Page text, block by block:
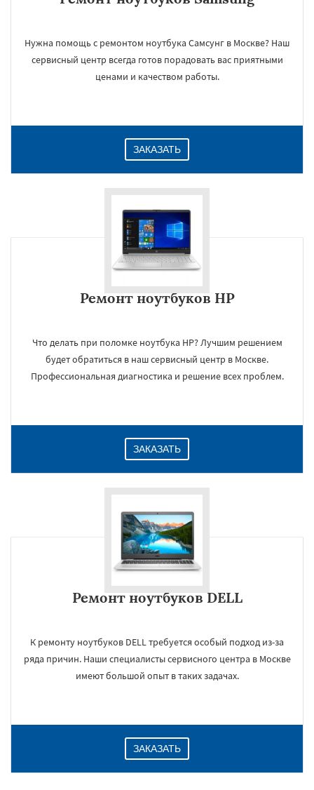
Нужна помощь с ремонтом ноутбука Самсунг в Москве? Наш
сервисный центр всегда готов порадовать вас приятными
ценами и качеством работы.
ЗАКАЗАТЬ
Ремонт ноутбуков HP
Что делать при поломке ноутбука HP? Лучшим решением
будет обратиться в наш сервисный центр в Москве.
Профессиональная диагностика и решение всех проблем.
ЗАКАЗАТЬ
Ремонт ноутбуков DELL
К ремонту ноутбуков DELL требуется особый подход из-за
ряда причин. Наши специалисты сервисного центра в Москве
имеют большой опыт в таких задачах.
ЗАКАЗАТЬ
×